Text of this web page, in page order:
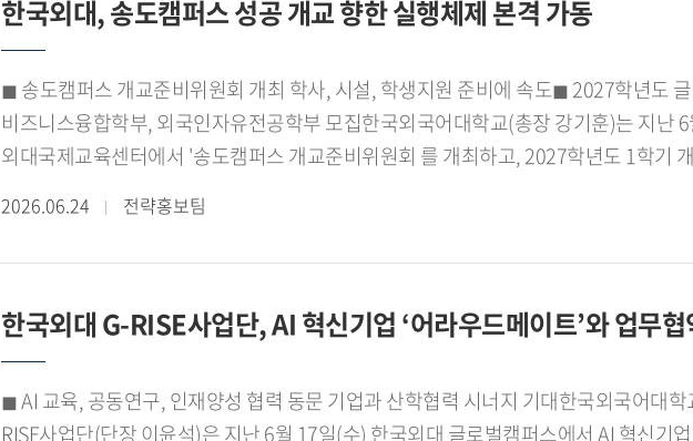
창업기업과 대학이 지속 가능한 협력 기반을 마련했다는 점에서 의미가 크다"며 "앞으로
산업의 성장과 혁신으로 연결하는 지 산 학 얼라이언스 모델을 구축해 나가겠다"고 밝
반도체, 보건복지 분야 기업들의 기술적 애로사항 해결을 위한 AI 기반 연구개발과 기술
보건복지 분야 AI 혁신을 위해 미국 하버드 의과대학 산하 MGH(Massachusetts
연구기관과 협력하여 최신 AI 기술 연구와 실증을 추진하고, 지역 산업과 연계한 기술사
나설 계획이다.이번 AI육성센터에는 원더팀, 에이인베스트팀, 이글이글팀, 뉴런팀, 퍼
입주한다. 각 팀은 AI, 데이터 분석, 디지털 서비스, 플랫폼 개발 등 다양한 분야의 창업
추진하며, ㈜다우기술이 조성한 혁신 공간에서 실증과 시장 검증 기회를 확보하게 된다
협력하며 실제 산업 현장의 문제를 해결하는 경험을 바탕으로 경쟁력 있는 스타트업으
협력하고 성장할 수 있는 환경을 조성해 지역사회와 산업 발전에 기여하는 AI 혁신 거점
한국외대, 송도캠퍼스 성공 개교 향한 실행체제 본격 가동
◼ 송도캠퍼스 개교준비위원회 개최 학사, 시설, 학생지원 준비에 속도◼ 2027학년도 글로벌바이오
비즈니스융합학부, 외국인자유전공학부 모집한국외국어대학교(총장 강기훈)는 지난
외대국제교육센터에서 '송도캠퍼스 개교준비위원회 를 개최하고, 2027학년도 1학기
참석자들]이번 회의는 총장과 부총장들을 비롯한 처장단은 물론, 송도캠퍼스 개교와 관
실무진까지 함께 참석한 연석회의 형태로 진행됐다. 참석자들은 개교 준비 현황을 공
송도캠퍼스를 둘러보며 외대국제교육센터를 비롯한 1 2단계 시설과 향후 교육, 연구 공
확인하고 캠퍼스 운영 계획을 공유했다.[사진 2. 한국외대 송도캠퍼스에서 개최 된 '송
한국외대 송도캠퍼스는 교육부 대학설립 개편심사위원회 심의를 통과하고 교육부 최
1학기 개교를 목표로 조성되고 있다. 약 4만3,595㎡의 교지에 단계적으로 교육, 연구,
2026.06.24 전략홍보팀
한국외대 G-RISE사업단, AI 혁신기업 ‘어라우드메이트’와 업무협
◼ AI 교육, 공동연구, 인재양성 협력 동문 기업과 산학협력 시너지 기대한국외국어대학교(총장 강기훈) G-
RISE사업단(단장 이윤석)은 지난 6월 17일(수) 한국외대 글로벌캠퍼스에서 AI 혁신기